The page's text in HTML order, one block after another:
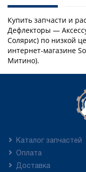
Купить запчасти и
Дефлекторы —
Солярис) по низкой
интернет-магазине
Митино).
Каталог запчастей
Оплата
Доставка